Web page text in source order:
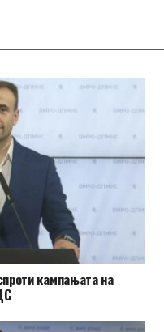
кампањата на